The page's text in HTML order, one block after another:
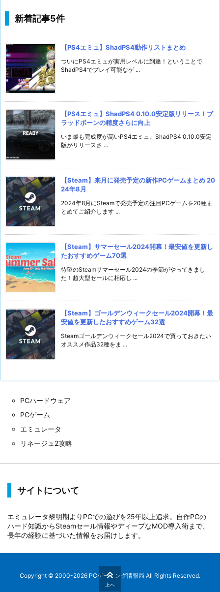
新着記事5件
【PS4エミュ】ShadPS4動作リストまとめ
ついにPS4エミュが実用レベルに到達！ということで
ShadPS4でプレイ可能なゲ ...
【PS4エミュ】ShadPS4 0.10.0安定版リリース！ブ
ラッドボーンの精度さらに向上
いま最も完成度が高いPS4エミュ、ShadPS4 0.10.0安定
版がリリースさ ...
【Steam】来月に発売予定の新作PCゲームまとめ 20
24年8月
2024年8月にSteamで発売予定の注目PCゲームを20種ま
とめてご紹介します ...
【Steam】サマーセール2024開幕！最安値を更新し
たおすすめゲーム70選
待望のSteamサマーセール2024の季節がやってきまし
た！超大型セールに相応し ...
【Steam】ゴールデンウィークセール2024開幕！最
安値を更新したおすすめゲーム32選
Steamゴールデンウィークセール2024で買っておきたい
オススメ作品32種をま ...
PCハードウェア
PCゲーム
エミュレータ
リネージュ2攻略
サイトについて
エミュレータ黎明期よりPCでの遊びを25年以上追求。自作PCの
ハード知識からSteamセール情報やディープなMOD導入術まで、
長年の経験に基づいた情報をお届けします。
Copyright © 2000-2026 PCゲーミング情報局 All Rights Reserved.
上へ